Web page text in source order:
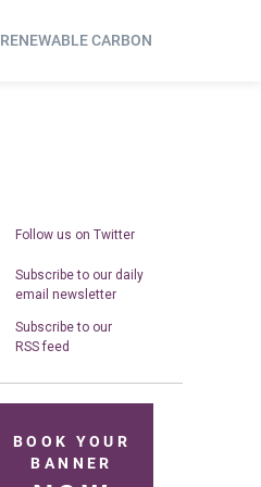
RENEWABLE CARBON
Follow us on Twitter
Subscribe to our daily
email newsletter
Subscribe to our
RSS feed
BOOK YOUR
BANNER